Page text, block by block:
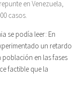
en Venezuela,
casos.
se podía leer: En
un retardo
en las fases
factible que la